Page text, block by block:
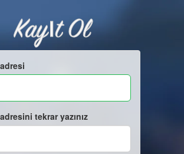
Kayıt Ol
tekrar yazınız